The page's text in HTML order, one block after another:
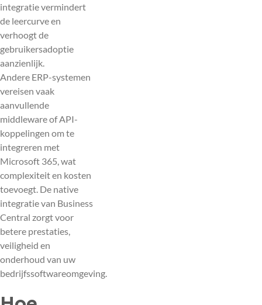
integratie vermindert
de leercurve en
verhoogt de
gebruikersadoptie
aanzienlijk.
Andere ERP-systemen
vereisen vaak
aanvullende
middleware of API-
koppelingen om te
integreren met
Microsoft 365, wat
complexiteit en kosten
toevoegt. De native
integratie van Business
Central zorgt voor
betere prestaties,
veiligheid en
onderhoud van uw
bedrijfssoftwareomgeving.